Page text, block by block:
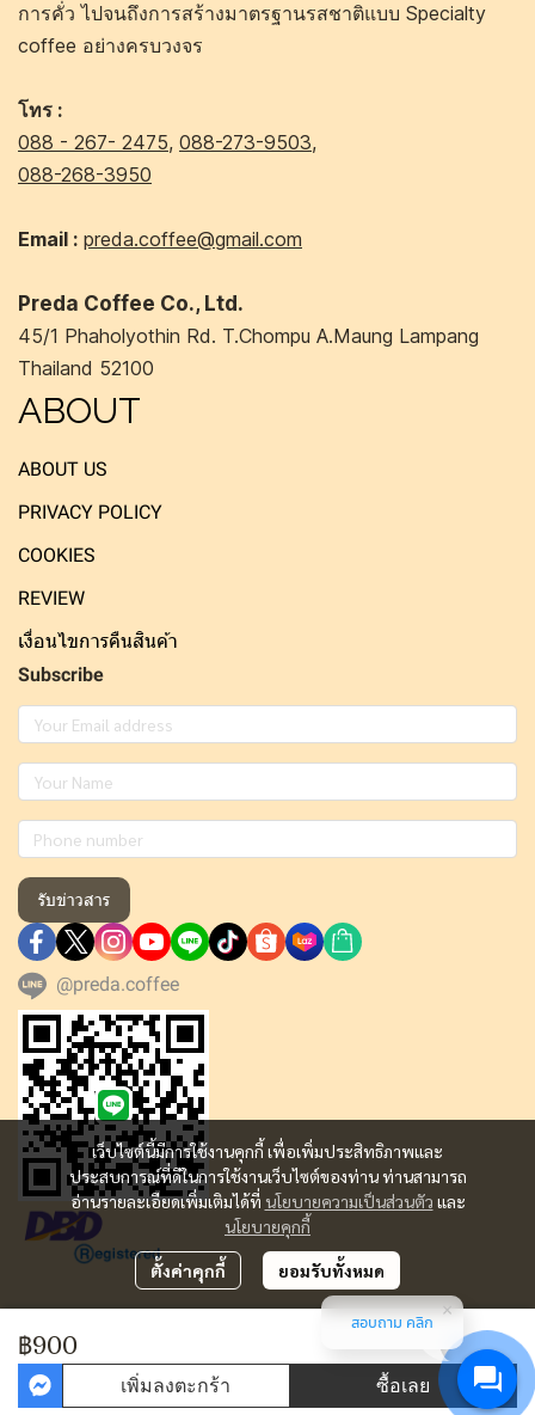
฿900
เพิ่มลงตะกร้า ซื้อเลย
เว็บไซต์นี้มีการใช้งานคุกกี้ เพื่อเพิ่มประสิทธิภาพและ
ประสบการณ์ที่ดีในการใช้งานเว็บไซต์ของท่าน ท่านสามารถ
อ่านรายละเอียดเพิ่มเติมได้ที่ นโยบายความเป็นส่วนตัว และ
นโยบายคุกกี้
ตั้งค่าคุกกี้ ยอมรับทั้งหมด
การคั่ว ไปจนถึงการสร้างมาตรฐานรสชาติแบบ Specialty
coffee อย่างครบวงจร
โทร :
088 - 267- 2475, 088-273-9503,
088-268-3950
Email : preda.coffee@gmail.com
Preda Coffee Co., Ltd.
45/1 Phaholyothin Rd. T.Chompu A.Maung Lampang
Thailand 52100
ABOUT
ABOUT US
PRIVACY POLICY
COOKIES
REVIEW
เงื่อนไขการคืนสินค้า
Subscribe
รับข่าวสาร
@preda.coffee
Copyright | All Rights Reserved | Powered by MWE
ผู้เข้าชมวันนี้3,441
Powered By MakeWebEasy
สอบถาม คลิก